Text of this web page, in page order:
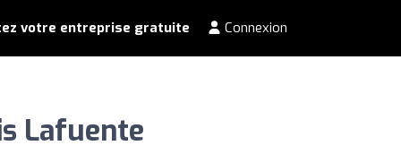
votre entreprise gratuite Connexion
Lafuente